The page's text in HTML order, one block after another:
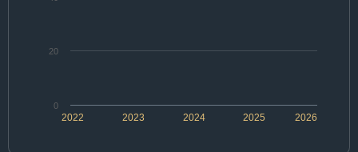
2022 2024 2026
2023 2025
0
20